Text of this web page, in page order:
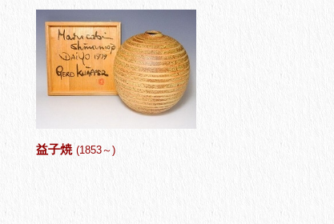
益子焼 (1853～)